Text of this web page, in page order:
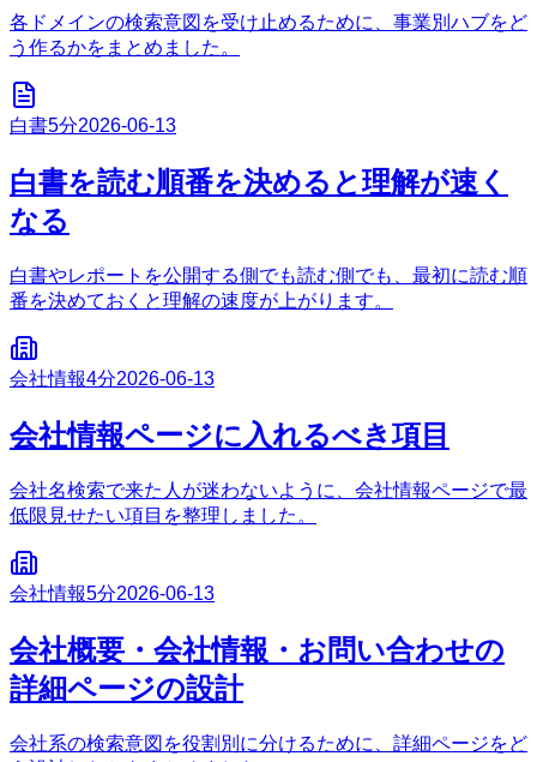
各ドメインの検索意図を受け止めるために、事業別ハブをど
う作るかをまとめました。
白書5分2026-06-13
白書を読む順番を決めると理解が速く
なる
白書やレポートを公開する側でも読む側でも、最初に読む順
番を決めておくと理解の速度が上がります。
会社情報4分2026-06-13
会社情報ページに入れるべき項目
会社名検索で来た人が迷わないように、会社情報ページで最
低限見せたい項目を整理しました。
会社情報5分2026-06-13
会社概要・会社情報・お問い合わせの
詳細ページの設計
会社系の検索意図を役割別に分けるために、詳細ページをど